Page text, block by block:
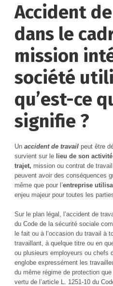
Accident
dans le
mission
société
qu’est-ce
signifie ?
Un accident de travail peut être
survient sur le lieu de son
trajet, mission ou contrat de
peuvent avoir des conséquences
même que pour l’entreprise
enjeu majeur pour toutes les
Sur le plan légal, l’accident de
du Code de la sécurité sociale
le fait ou à l’occasion du travail à
travaillant, à quelque titre ou en
ou plusieurs employeurs ou chefs
englobe expressément les
du même régime de protection
vertu de l’article L. 1251-10 du